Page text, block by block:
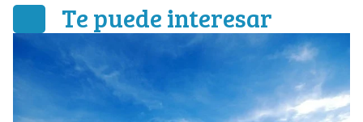
Te puede interesar